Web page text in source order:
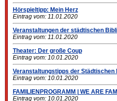
Hörspieltipp: Mein Herz
Eintrag vom: 11.01.2020
Veranstaltungen der städtischen
Eintrag vom: 11.01.2020
Theater: Der große Coup
Eintrag vom: 10.01.2020
Veranstaltungstipps der Städtischen
Eintrag vom: 10.01.2020
FAMILIENPROGRAMM | WE ARE
Eintrag vom: 10.01.2020